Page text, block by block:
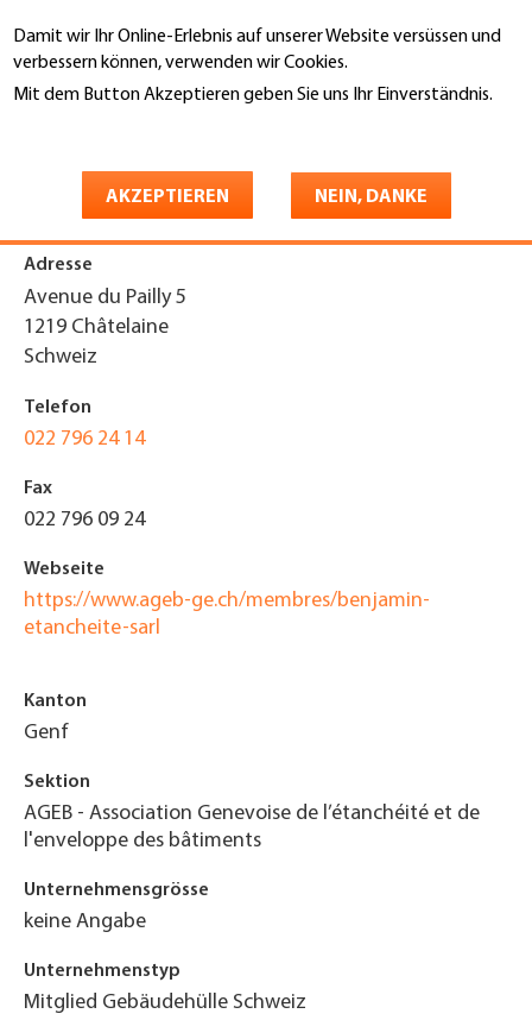
Damit wir Ihr Online-Erlebnis auf unserer Website versüssen und
verbessern können, verwenden wir Cookies.
Mit dem Button Akzeptieren geben Sie uns Ihr Einverständnis.
AKZEPTIEREN NEIN, DANKE
zum
Inhalt
Benjamin Etanchéité Sàrl
Adresse
Avenue du Pailly 5
1219 Châtelaine
Schweiz
Telefon
022 796 24 14
Fax
022 796 09 24
Webseite
https://www.ageb-ge.ch/membres/benjamin-
etancheite-sarl
Kanton
Genf
Sektion
AGEB - Association Genevoise de l’étanchéité et de
l'enveloppe des bâtiments
Unternehmensgrösse
keine Angabe
Unternehmenstyp
Mitglied Gebäudehülle Schweiz